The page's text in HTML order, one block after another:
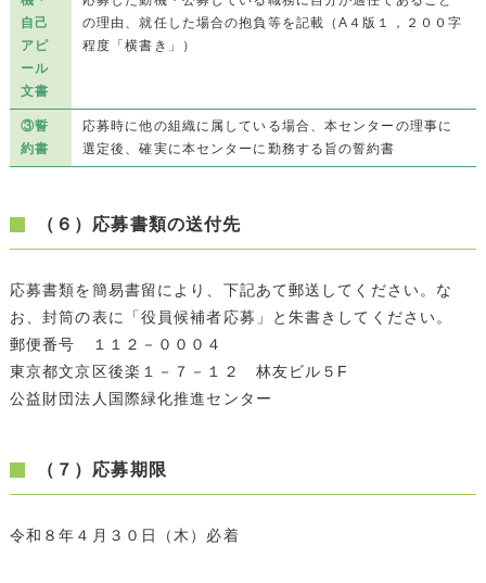
自己
アピ
ール
文書
の理由、就任した場合の抱負等を記載（A４版１，２００字
程度「横書き」）
③誓
約書
応募時に他の組織に属している場合、本センターの理事に
選定後、確実に本センターに勤務する旨の誓約書
（６）応募書類の送付先
応募書類を簡易書留により、下記あて郵送してください。な
お、封筒の表に「役員候補者応募」と朱書きしてください。
郵便番号 １１２－０００４
東京都文京区後楽１－７－１２ 林友ビル５F
公益財団法人国際緑化推進センター
（７）応募期限
令和８年４月３０日（木）必着